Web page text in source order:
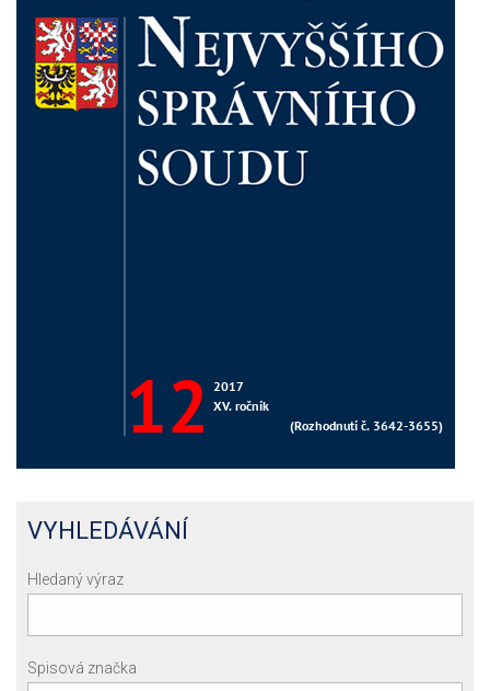
VYHLEDÁVÁNÍ
Hledaný výraz
Spisová značka